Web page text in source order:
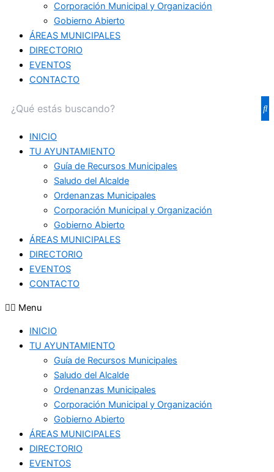
Corporación Municipal y Organización
Gobierno Abierto
ÁREAS MUNICIPALES
DIRECTORIO
EVENTOS
CONTACTO
INICIO
TU AYUNTAMIENTO
Guía de Recursos Municipales
Saludo del Alcalde
Ordenanzas Municipales
Corporación Municipal y Organización
Gobierno Abierto
ÁREAS MUNICIPALES
DIRECTORIO
EVENTOS
CONTACTO
Menu
INICIO
TU AYUNTAMIENTO
Guía de Recursos Municipales
Saludo del Alcalde
Ordenanzas Municipales
Corporación Municipal y Organización
Gobierno Abierto
ÁREAS MUNICIPALES
DIRECTORIO
EVENTOS